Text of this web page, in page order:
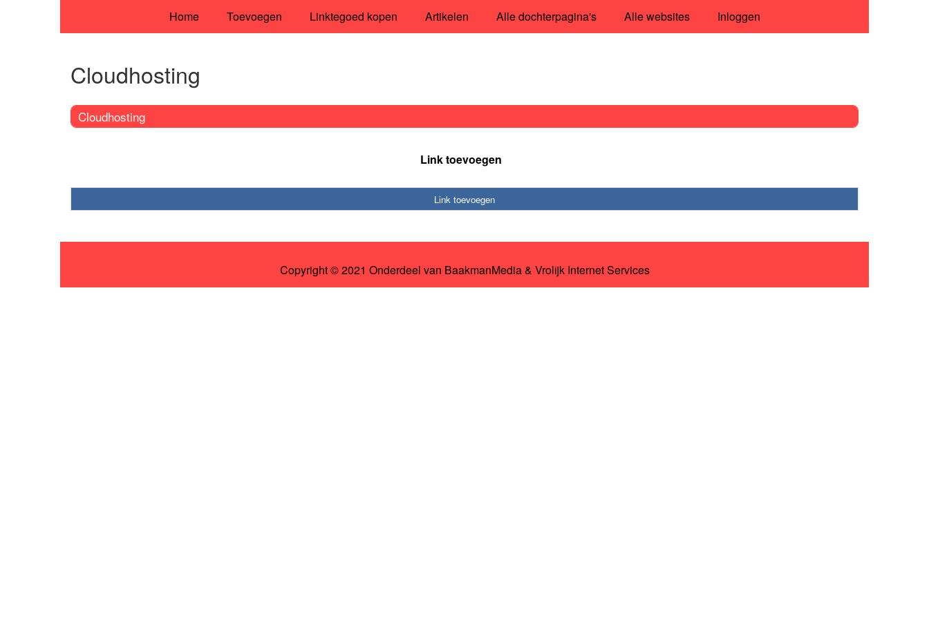
Home Toevoegen Linktegoed kopen Artikelen Alle dochterpagina's Alle websites Inloggen
Cloudhosting
Cloudhosting
Link toevoegen
Link toevoegen
Copyright © 2021 Onderdeel van BaakmanMedia& Vrolijk Internet Services